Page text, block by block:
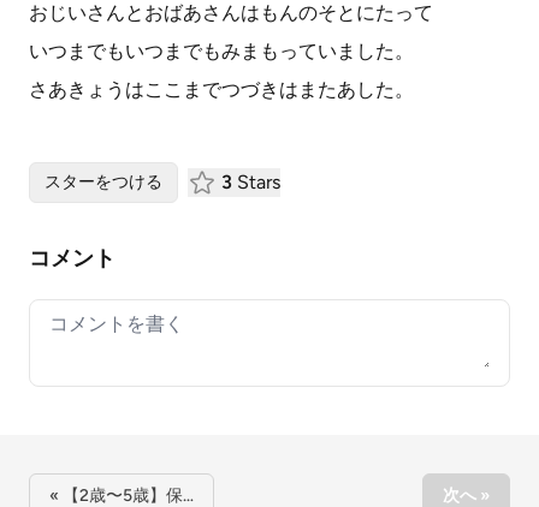
おじいさんとおばあさんはもんのそとにたって
いつまでもいつまでもみまもっていました。
さあきょうはここまでつづきはまたあした。
スターをつける 3 Stars
コメント
Your comment
« 【2歳〜5歳】保… 次へ »